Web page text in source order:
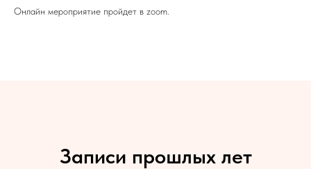
Онлайн мероприятие пройдет в zoom.
Записи прошлых лет